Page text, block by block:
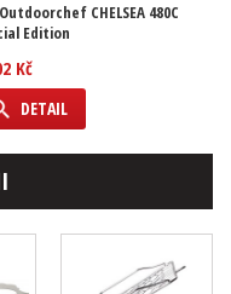
CHELSEA 480C
Edition
Kč
DETAIL